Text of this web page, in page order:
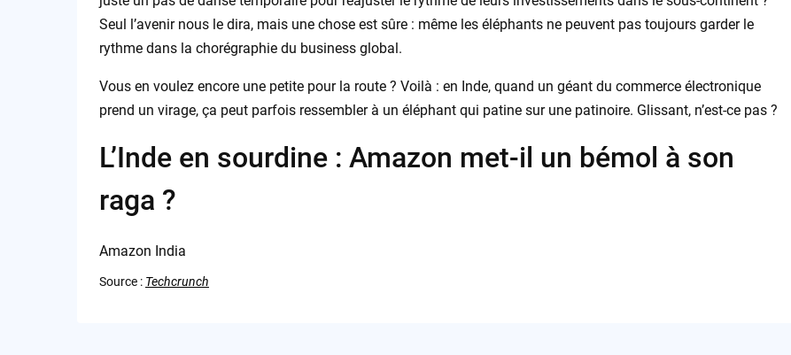
Seul l’avenir nous le dira, mais une chose est sûre : même les éléphants ne peuvent pas toujours garder le
rythme dans la chorégraphie du business global.
Vous en voulez encore une petite pour la route ? Voilà : en Inde, quand un géant du commerce électronique
prend un virage, ça peut parfois ressembler à un éléphant qui patine sur une patinoire. Glissant, n’est-ce pas ?
L’Inde en sourdine : Amazon met-il un bémol à son
raga ?
Amazon India
Source : Techcrunch